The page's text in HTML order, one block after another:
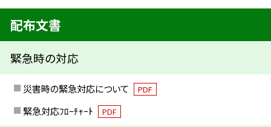
配布文書
緊急時の対応
災害時の緊急対応について PDF
緊急対応ﾌﾛｰﾁｬｰﾄ PDF